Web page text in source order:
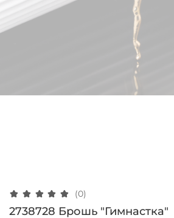
(0)
2738728 Брошь "Гимнастка"